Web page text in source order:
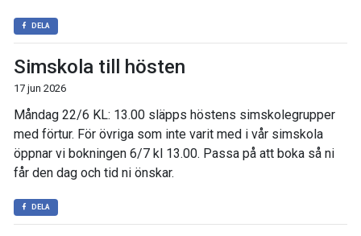
DELA
Simskola till hösten
17 jun 2026
Måndag 22/6 KL: 13.00 släpps höstens simskolegrupper
med förtur. För övriga som inte varit med i vår simskola
öppnar vi bokningen 6/7 kl 13.00. Passa på att boka så ni
får den dag och tid ni önskar.
DELA